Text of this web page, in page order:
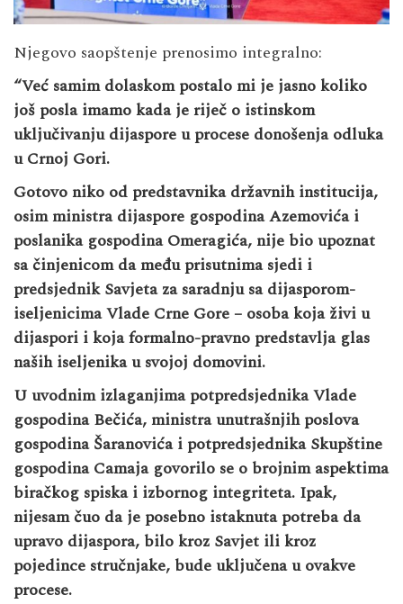
Njegovo saopštenje prenosimo integralno:
“Već samim dolaskom postalo mi je jasno koliko
još posla imamo kada je riječ o istinskom
uključivanju dijaspore u procese donošenja odluka
u Crnoj Gori.
Gotovo niko od predstavnika državnih institucija,
osim ministra dijaspore gospodina Azemovića i
poslanika gospodina Omeragića, nije bio upoznat
sa činjenicom da među prisutnima sjedi i
predsjednik Savjeta za saradnju sa dijasporom-
iseljenicima Vlade Crne Gore – osoba koja živi u
dijaspori i koja formalno-pravno predstavlja glas
naših iseljenika u svojoj domovini.
U uvodnim izlaganjima potpredsjednika Vlade
gospodina Bečića, ministra unutrašnjih poslova
gospodina Šaranovića i potpredsjednika Skupštine
gospodina Camaja govorilo se o brojnim aspektima
biračkog spiska i izbornog integriteta. Ipak,
nijesam čuo da je posebno istaknuta potreba da
upravo dijaspora, bilo kroz Savjet ili kroz
pojedince stručnjake, bude uključena u ovakve
procese.